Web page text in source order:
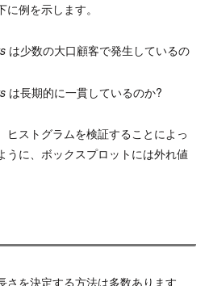
例を示します。
は少数の大口顧客で発生しているの
は長期的に一貫しているのか?
ヒストグラムを検証することによっ
うに、ボックスプロットには外れ値
さを決定する方法は多数あります